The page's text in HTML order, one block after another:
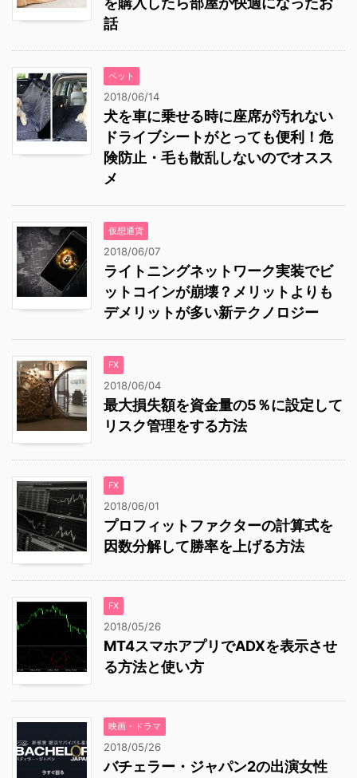
話
ペット
2018/06/14
犬を車に乗せる時に座席が汚れない
ドライブシートがとっても便利！危
険防止・毛も散乱しないのでオスス
メ
仮想通貨
2018/06/07
ライトニングネットワーク実装でビ
ットコインが崩壊？メリットよりも
デメリットが多い新テクノロジー
FX
2018/06/04
最大損失額を資金量の5％に設定して
リスク管理をする方法
FX
2018/06/01
プロフィットファクターの計算式を
因数分解して勝率を上げる方法
FX
2018/05/26
MT4スマホアプリでADXを表示させ
る方法と使い方
映画・ドラマ
2018/05/26
バチェラー・ジャパン2の出演女性